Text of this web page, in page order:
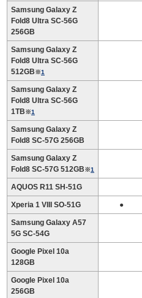
Samsung Galaxy Z
Fold8 Ultra SC-56G
256GB
Samsung Galaxy Z
Fold8 Ultra SC-56G
512GB※1
Samsung Galaxy Z
Fold8 Ultra SC-56G
1TB※1
Samsung Galaxy Z
Fold8 SC-57G 256GB
Samsung Galaxy Z
Fold8 SC-57G 512GB※1
AQUOS R11 SH-51G
Xperia 1 VIII SO-51G ●
Samsung Galaxy A57
5G SC-54G
Google Pixel 10a
128GB
Google Pixel 10a
256GB